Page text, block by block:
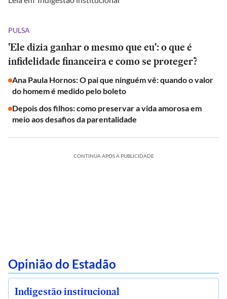
PULSA
'Ele dizia ganhar o mesmo que eu': o que é
infidelidade financeira e como se proteger?
Ana Paula Hornos: O pai que ninguém vê: quando o valor
do homem é medido pelo boleto
Depois dos filhos: como preservar a vida amorosa em
meio aos desafios da parentalidade
CONTINUA APÓS A PUBLICIDADE
Opinião do Estadão
Indigestão institucional